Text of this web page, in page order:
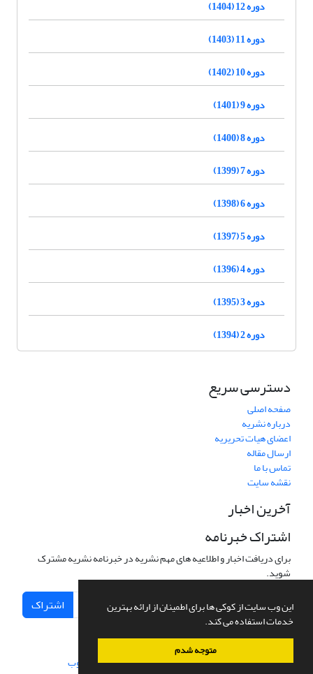
این وب سایت از کوکی ها برای اطمینان از ارائه بهترین
خدمات استفاده می کند.
متوجه شدم
دوره 12 (1404)
دوره 11 (1403)
دوره 10 (1402)
دوره 9 (1401)
دوره 8 (1400)
دوره 7 (1399)
دوره 6 (1398)
دوره 5 (1397)
دوره 4 (1396)
دوره 3 (1395)
دوره 2 (1394)
دسترسی سریع
صفحه اصلی
درباره نشریه
اعضای هیات تحریریه
ارسال مقاله
تماس با ما
نقشه سایت
آخرین اخبار
اشتراک خبرنامه
برای دریافت اخبار و اطلاعیه های مهم نشریه در خبرنامه نشریه مشترک
شوید.
اشتراک
سامانه مدیریت نشریات علمی.طراحی و پیاده سازی از سیناوب